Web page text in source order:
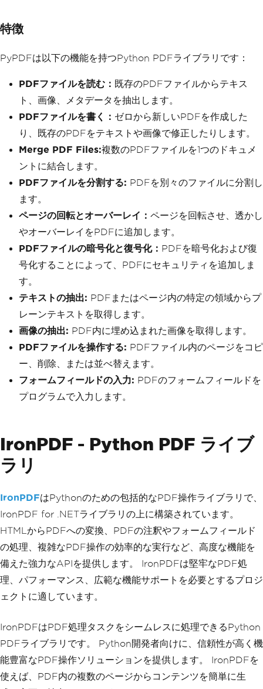
特徴
PyPDFは以下の機能を持つPython PDFライブラリです：
PDFファイルを読む： 既存のPDFファイルからテキス
ト、画像、メタデータを抽出します。
PDFファイルを書く： ゼロから新しいPDFを作成した
り、既存のPDFをテキストや画像で修正したりします。
Merge PDF Files:複数のPDFファイルを1つのドキュメ
ントに結合します。
PDFファイルを分割する: PDFを別々のファイルに分割し
ます。
ページの回転とオーバーレイ： ページを回転させ、透かし
やオーバーレイをPDFに追加します。
PDFファイルの暗号化と復号化： PDFを暗号化および復
号化することによって、PDFにセキュリティを追加しま
す。
テキストの抽出: PDFまたはページ内の特定の領域からプ
レーンテキストを取得します。
画像の抽出: PDF内に埋め込まれた画像を取得します。
PDFファイルを操作する: PDFファイル内のページをコピ
ー、削除、または並べ替えます。
フォームフィールドの入力: PDFのフォームフィールドを
プログラムで入力します。
IronPDF - Python PDF ライブ
ラリ
IronPDFはPythonのための包括的なPDF操作ライブラリで、
IronPDF for .NETライブラリの上に構築されています。
HTMLからPDFへの変換、PDFの注釈やフォームフィールド
の処理、複雑なPDF操作の効率的な実行など、高度な機能を
備えた強力なAPIを提供します。 IronPDFは堅牢なPDF処
理、パフォーマンス、広範な機能サポートを必要とするプロジ
ェクトに適しています。
IronPDFはPDF処理タスクをシームレスに処理できるPython
PDFライブラリです。 Python開発者向けに、信頼性が高く機
能豊富なPDF操作ソリューションを提供します。 IronPDFを
使えば、PDF内の複数のページからコンテンツを簡単に生